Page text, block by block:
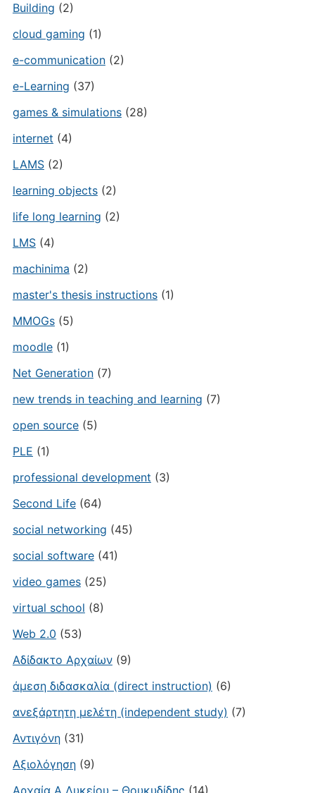
Building (2)
cloud gaming (1)
e-communication(2)
e-Learning (37)
games & simulations(28)
internet (4)
LAMS(2)
learning objects(2)
life long learning (2)
LMS(4)
machinima (2)
master's thesis instructions(1)
MMOGs(5)
moodle(1)
Net Generation(7)
new trends in teaching and learning (7)
open source(5)
PLE (1)
professional development (3)
Second Life(64)
social networking (45)
social software(41)
video games(25)
virtual school (8)
Web 2.0 (53)
Αδίδακτο Αρχαίων(9)
άμεση διδασκαλία (direct instruction) (6)
ανεξάρτητη μελέτη (independent study) (7)
Αντιγόνη(31)
Αξιολόγηση(9)
Αρχαία Α Λυκείου – Θουκυδίδης (14)